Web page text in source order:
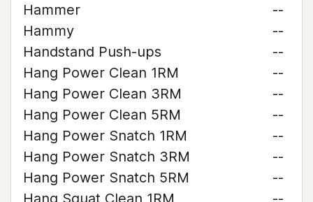
Hammer
--
Hammy
--
Handstand Push-ups
--
Hang Power Clean 1RM
--
Hang Power Clean 3RM
--
Hang Power Clean 5RM
--
Hang Power Snatch 1RM
--
Hang Power Snatch 3RM
--
Hang Power Snatch 5RM
--
Hang Squat Clean 1RM
--